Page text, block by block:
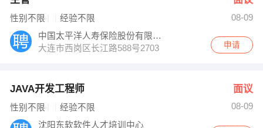
性别不限 经验不限
08-09
中国太平洋人寿保险股份有限公司大连分公司
大连市西岗区长江路588号2703
申请
JAVA开发工程师 面议
性别不限 经验不限
08-09
沈阳东软软件人才培训中心